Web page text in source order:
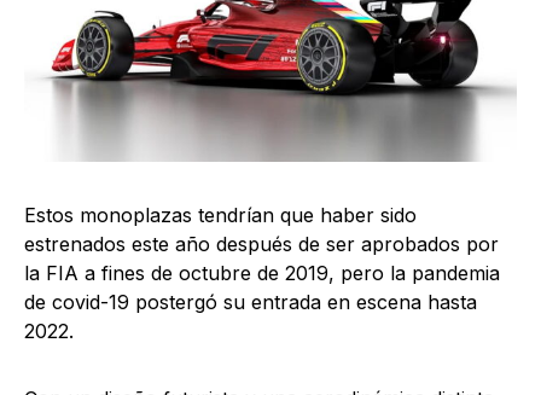
Estos monoplazas tendrían que haber sido
estrenados este año después de ser aprobados por
la FIA a fines de octubre de 2019, pero la pandemia
de covid-19 postergó su entrada en escena hasta
2022.